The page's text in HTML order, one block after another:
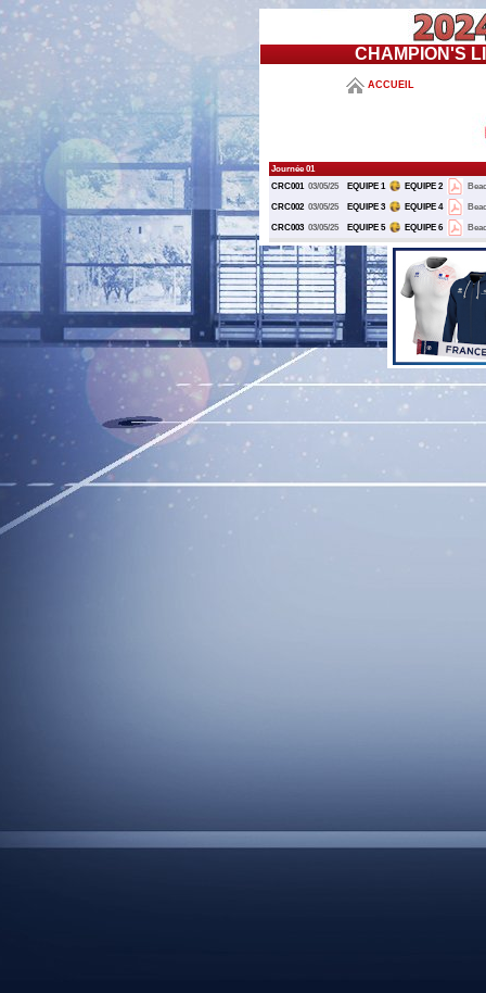
CHAMPION'S
ACCUEIL
Journée 01
CRC001 03/05/25 EQUIPE 1 EQUIPE 2
CRC002 03/05/25 EQUIPE 3 EQUIPE 4
CRC003 03/05/25 EQUIPE 5 EQUIPE 6